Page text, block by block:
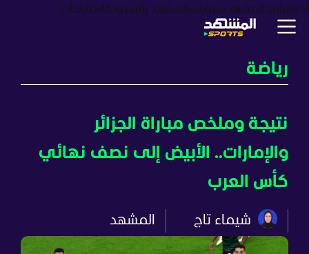
أخبار برامجالمشهد سبورتسالمشهد بزنسبودكاستترندات
رياضة
نتيجة وملخص مباراة الجزائر
والإمارات.. الأبيض إلى نصف نهائي
كأس العرب
شيماء تاج المشهد